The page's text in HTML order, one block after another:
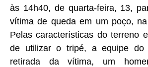
às 14h40, de quarta-feira, 13,
vítima de queda em um poço,
Pelas características do terreno
de utilizar o tripé, a equipe do
retirada da vítima, um